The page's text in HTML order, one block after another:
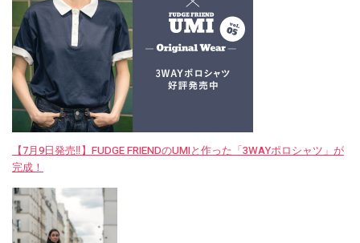
【7月9日発売‼︎】FUDGE FRIENDのUMIと作った「3WAYポロシャツ」が
完成！